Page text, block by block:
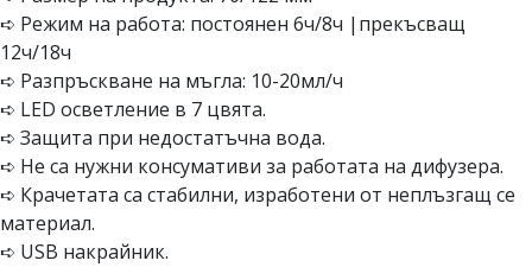
➪ Режим на работа: постоянен 6ч/8ч |прекъсващ
12ч/18ч
➪ Разпръскване на мъгла: 10-20мл/ч
➪ LED осветление в 7 цвята.
➪ Защита при недостатъчна вода.
➪ Не са нужни консумативи за работата на дифузера.
➪ Крачетата са стабилни, изработени от неплъзгащ се
материал.
➪ USB накрайник.